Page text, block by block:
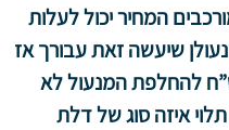
המחיר יכול לעלות
מנעולן שיעשה זאת עבורך אז
בערך ש”ח 150 -250 ש”ח להחלפת המנעול לא
איזה סוג של דלת